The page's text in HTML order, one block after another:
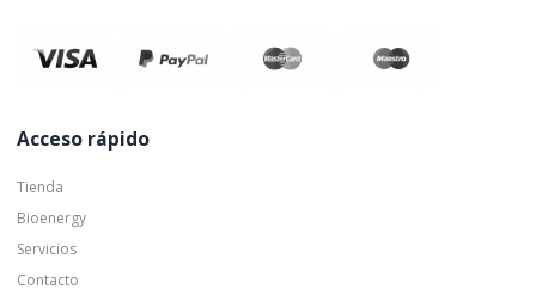
Acceso rápido
Tienda
Bioenergy
Servicios
Contacto